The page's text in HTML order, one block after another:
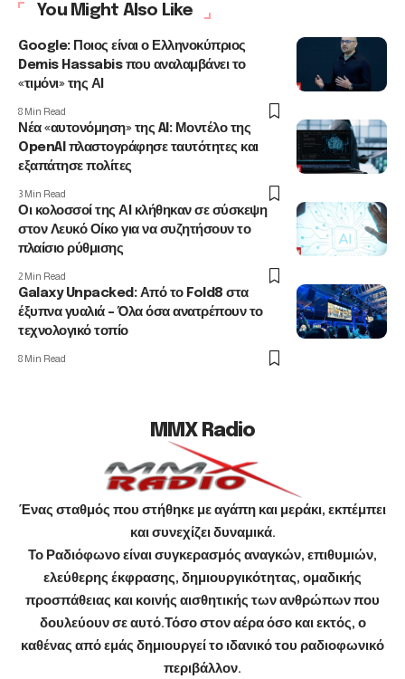
You Might Also Like
Google: Ποιος είναι ο Ελληνοκύπριος
Demis Hassabis που αναλαμβάνει το
«τιμόνι» της ΑΙ
8 Min Read
Νέα «αυτονόμηση» της AI: Μοντέλο της
OpenAI πλαστογράφησε ταυτότητες και
εξαπάτησε πολίτες
3 Min Read
Οι κολοσσοί της ΑΙ κλήθηκαν σε σύσκεψη
στον Λευκό Οίκο για να συζητήσουν το
πλαίσιο ρύθμισης
2 Min Read
Galaxy Unpacked: Από το Fold8 στα
έξυπνα γυαλιά – Όλα όσα ανατρέπουν το
τεχνολογικό τοπίο
8 Min Read
MMX Radio
Ένας σταθμός που στήθηκε με αγάπη και μεράκι, εκπέμπει
και συνεχίζει δυναμικά.
Το Ραδιόφωνο είναι συγκερασμός αναγκών, επιθυμιών,
ελεύθερης έκφρασης, δημιουργικότητας, ομαδικής
προσπάθειας και κοινής αισθητικής των ανθρώπων που
δουλεύουν σε αυτό.Τόσο στον αέρα όσο και εκτός, ο
καθένας από εμάς δημιουργεί το ιδανικό του ραδιοφωνικό
περιβάλλον.